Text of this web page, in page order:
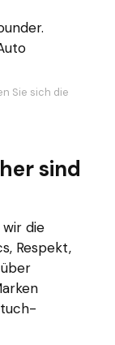
Sie sich die
sind
die
Respekt,